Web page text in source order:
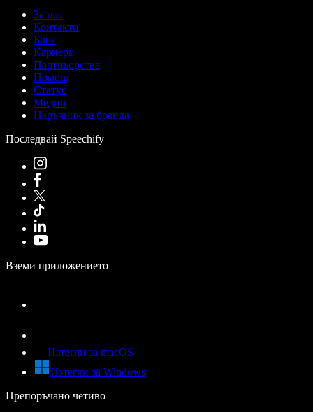
За нас
Контакти
Блог
Кариери
Партньорства
Помощ
Статус
Медии
Наръчник за бранда
Последвай Speechify
Вземи приложението
Изтегли за macOS
Изтегли за Windows
Препоръчано четиво